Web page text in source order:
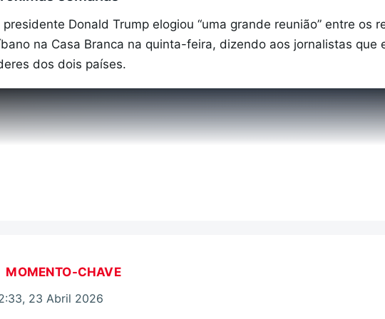
uma possível substituição da seleção iraniana.
Mundial, que se realiza nos Estados Unidos, México e Canadá,
Trump garantiu hoje que tinha "todo o tempo do mundo" na
fogo em vigor desde há duas semanas parece estar
iranianos têm informado sobre explosões em Teerão e o
se pronto para retomar os ataques.
presidente Donald Trump elogiou “uma grande reunião” entre os
na Casa Branca na quinta-feira, dizendo aos jornalistas que
dos dois países.
ESTE CONTEÚDO ESTÁ NESTE MOMENTO INDISPONÍVEL
MOMENTO-CHAVE
23 Abril 2026